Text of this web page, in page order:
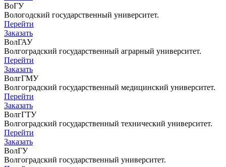
ВоГУ
Вологодский государственный университет.
Перейти
Заказать
ВолГАУ
Волгоградский государственный аграрный университет.
Перейти
Заказать
ВолгГМУ
Волгоградский государственный медицинский университет.
Перейти
Заказать
ВолгГТУ
Волгоградский государственный технический университет.
Перейти
Заказать
ВолГУ
Волгоградский государственный университет.